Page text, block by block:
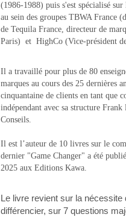
(1986-1988) puis s'est spécialisé
au sein des groupes TBWA France
de Tequila France, directeur de
Paris) et HighCo (Vice-président
Il a travaillé pour plus de 80
marques au cours des 25 dernières
cinquantaine de clients en tant que
indépendant avec sa structure Frank
Conseils.
Il est l’auteur de 10 livres sur le
dernier "Game Changer" a été
2025 aux Editions Kawa.
Le livre revient sur la nécessite
différencier, sur 7 questions